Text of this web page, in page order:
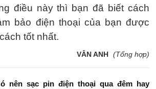
điều này thì bạn đã biết cách
bảo điện thoại của bạn được
tốt nhất.
VÂN ANH (Tổng hợp)
nên sạc pin điện thoại qua đêm hay